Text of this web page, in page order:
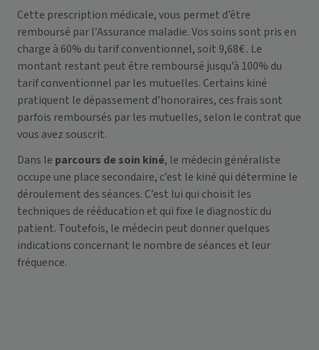
Cette prescription médicale, vous permet d’être
remboursé par l’Assurance maladie. Vos soins sont pris en
charge à 60% du tarif conventionnel, soit 9,68€ . Le
montant restant peut être remboursé jusqu’à 100% du
tarif conventionnel par les mutuelles. Certains kiné
pratiquent le dépassement d’honoraires, ces frais sont
parfois remboursés par les mutuelles, selon le contrat que
vous avez souscrit.
Dans le parcours de soin kiné, le médecin généraliste
occupe une place secondaire, c’est le kiné qui détermine le
déroulement des séances. C’est lui qui choisit les
techniques de rééducation et qui fixe le diagnostic du
patient. Toutefois, le médecin peut donner quelques
indications concernant le nombre de séances et leur
fréquence.